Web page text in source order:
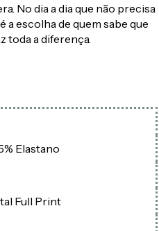
No dia a dia que não precisa
é a escolha de quem sabe que
toda a diferença.
Elastano
Full Print